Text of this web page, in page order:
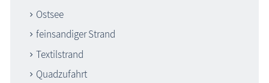
Ostsee
feinsandiger Strand
Textilstrand
Quadzufahrt